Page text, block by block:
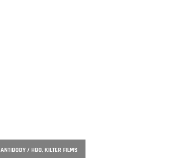
ANTIBODY / HBO, KILTER FILMS